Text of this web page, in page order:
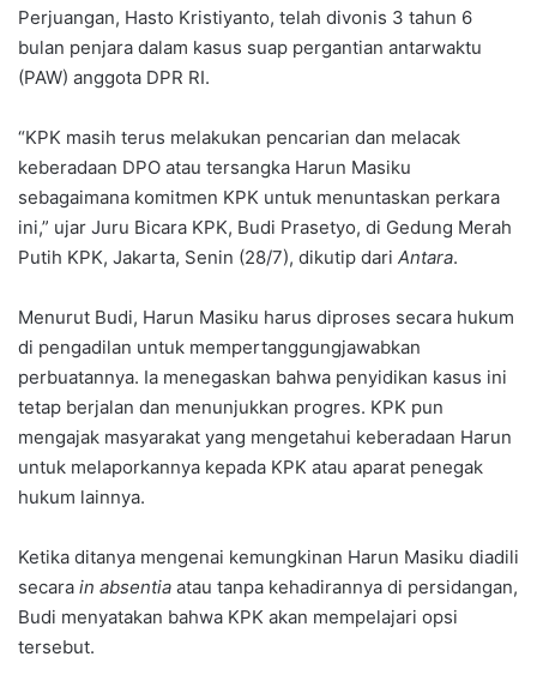
Perjuangan, Hasto Kristiyanto, telah divonis 3 tahun 6
bulan penjara dalam kasus suap pergantian antarwaktu
(PAW) anggota DPR RI.
“KPK masih terus melakukan pencarian dan melacak
keberadaan DPO atau tersangka Harun Masiku
sebagaimana komitmen KPK untuk menuntaskan perkara
ini,” ujar Juru Bicara KPK, Budi Prasetyo, di Gedung Merah
Putih KPK, Jakarta, Senin (28/7), dikutip dari Antara.
Menurut Budi, Harun Masiku harus diproses secara hukum
di pengadilan untuk mempertanggungjawabkan
perbuatannya. Ia menegaskan bahwa penyidikan kasus ini
tetap berjalan dan menunjukkan progres. KPK pun
mengajak masyarakat yang mengetahui keberadaan Harun
untuk melaporkannya kepada KPK atau aparat penegak
hukum lainnya.
Ketika ditanya mengenai kemungkinan Harun Masiku diadili
secara in absentia atau tanpa kehadirannya di persidangan,
Budi menyatakan bahwa KPK akan mempelajari opsi
tersebut.